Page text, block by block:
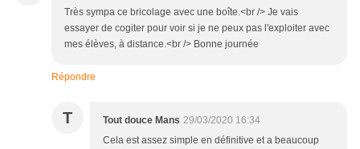
Très sympa ce bricolage avec une boîte.<br /> Je vais
essayer de cogiter pour voir si je ne peux pas l'exploiter avec
mes élèves, à distance.<br /> Bonne journée
Répondre
T Tout douce Mans 29/03/2020 16:34
Cela est assez simple en définitive et a beaucoup